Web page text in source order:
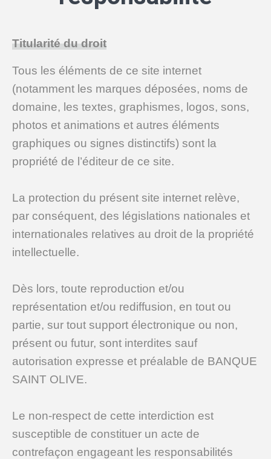
Titularité du droit
Tous les éléments de ce site internet
(notamment les marques déposées, noms de
domaine, les textes, graphismes, logos, sons,
photos et animations et autres éléments
graphiques ou signes distinctifs) sont la
propriété de l’éditeur de ce site.
La protection du présent site internet relève,
par conséquent, des législations nationales et
internationales relatives au droit de la propriété
intellectuelle.
Dès lors, toute reproduction et/ou
représentation et/ou rediffusion, en tout ou
partie, sur tout support électronique ou non,
présent ou futur, sont interdites sauf
autorisation expresse et préalable de BANQUE
SAINT OLIVE.
Le non-respect de cette interdiction est
susceptible de constituer un acte de
contrefaçon engageant les responsabilités